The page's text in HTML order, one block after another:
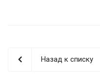
Назад к списку